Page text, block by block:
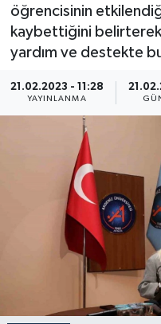
öğrencisinin
kaybettiğini
yardım ve destekte
21.02.2023 - 11:28
YAYINLANMA